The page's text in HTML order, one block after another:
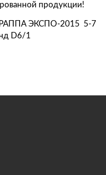
продукции!
РАППА ЭКСПО-2015 5-7
D6/1